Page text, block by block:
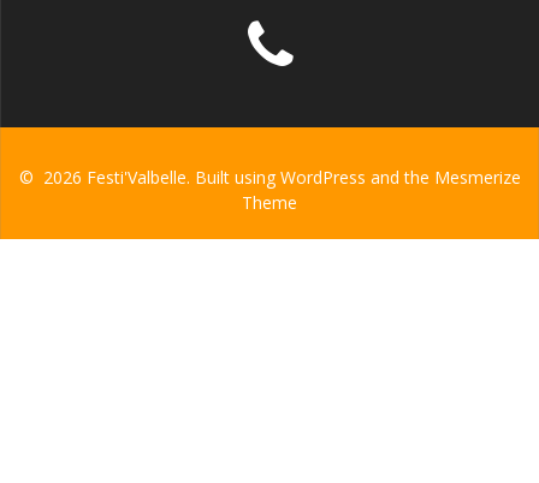
© 2026 Festi'Valbelle. Built using WordPress and the Mesmerize
Theme